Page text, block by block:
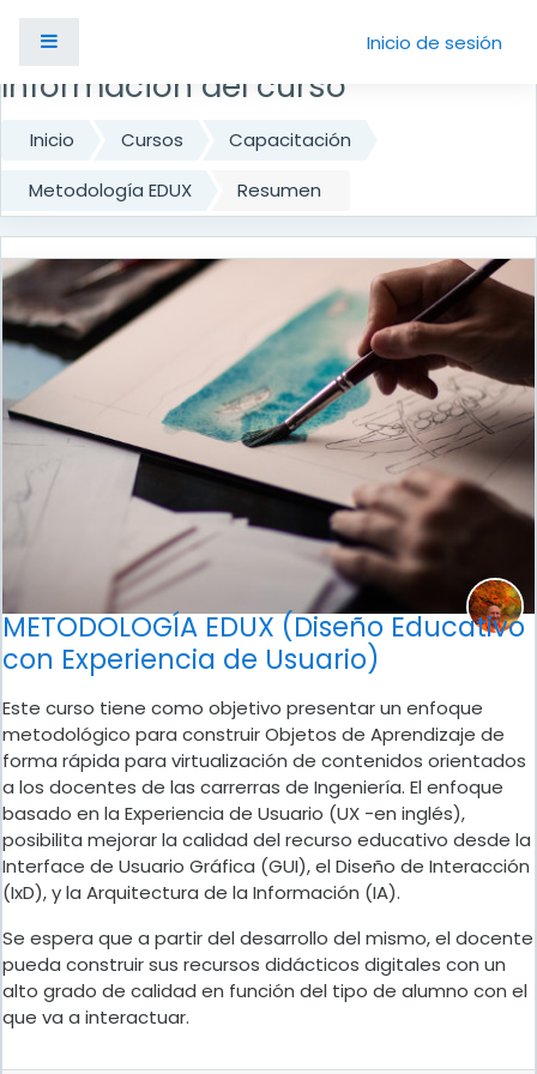
Inicio de sesión
Información del curso
Inicio Cursos
Capacitación
Metodología EDUX
Resumen
METODOLOGÍA EDUX (Diseño Educativo
con Experiencia de Usuario)
Este curso tiene como objetivo presentar un enfoque
metodológico para construir Objetos de Aprendizaje de
forma rápida para virtualización de contenidos orientados
a los docentes de las carrerras de Ingeniería. El enfoque
basado en la Experiencia de Usuario (UX -en inglés),
posibilita mejorar la calidad del recurso educativo desde la
Interface de Usuario Gráfica (GUI), el Diseño de Interacción
(IxD), y la Arquitectura de la Información (IA).
Se espera que a partir del desarrollo del mismo, el docente
pueda construir sus recursos didácticos digitales con un
alto grado de calidad en función del tipo de alumno con el
que va a interactuar.